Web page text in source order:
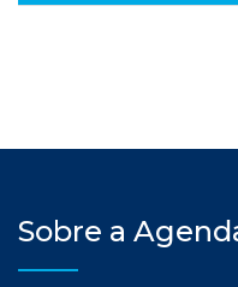
Sobre a